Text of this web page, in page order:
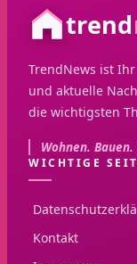
trend
TrendNews ist
und aktuelle
die wichtigsten
Wohnen. Bauen.
WICHTIGE
Kontakt